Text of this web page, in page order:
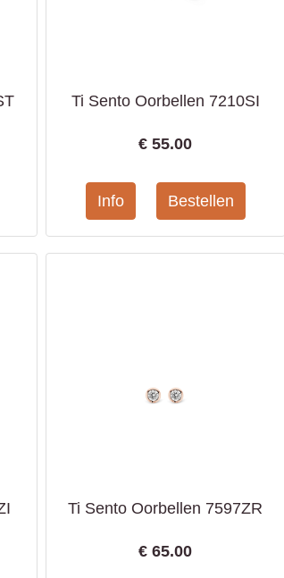
Ti Sento Oorbellen 7210SI
€55.00
Ti Sento Oorbellen 7597ZR
€65.00